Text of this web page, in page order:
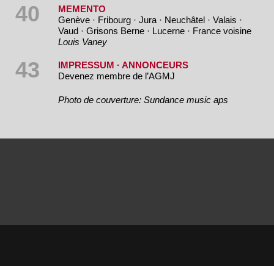
40
MEMENTO
Genève · Fribourg · Jura · Neuchâtel · Valais ·
Vaud · Grisons Berne · Lucerne · France voisine
Louis Vaney
43
IMPRESSUM · ANNONCEURS
Devenez membre de l’AGMJ
Photo de couverture: Sundance music aps